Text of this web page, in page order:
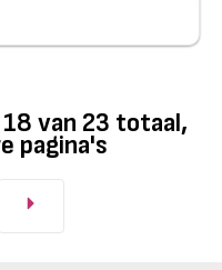
18 van 23 totaal,
pagina's